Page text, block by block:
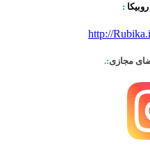
:
http://
مجازی:.